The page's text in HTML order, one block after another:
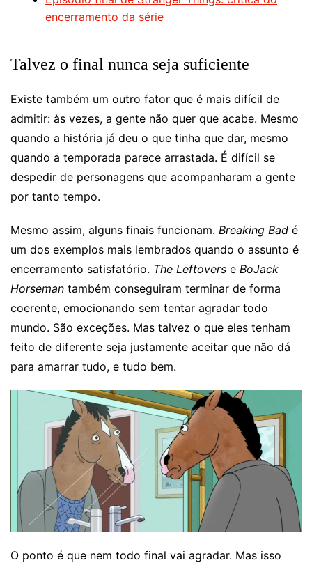
encerramento da série
Talvez o final nunca seja suficiente
Existe também um outro fator que é mais difícil de
admitir: às vezes, a gente não quer que acabe. Mesmo
quando a história já deu o que tinha que dar, mesmo
quando a temporada parece arrastada. É difícil se
despedir de personagens que acompanharam a gente
por tanto tempo.
Mesmo assim, alguns finais funcionam. Breaking Bad é
um dos exemplos mais lembrados quando o assunto é
encerramento satisfatório. The Leftovers e BoJack
Horseman também conseguiram terminar de forma
coerente, emocionando sem tentar agradar todo
mundo. São exceções. Mas talvez o que eles tenham
feito de diferente seja justamente aceitar que não dá
para amarrar tudo, e tudo bem.
O ponto é que nem todo final vai agradar. Mas isso